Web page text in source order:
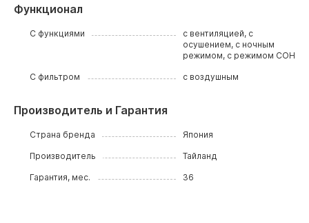
Функционал
С функциями
с вентиляцией, с
осушением, с ночным
режимом, с режимом СОН
С фильтром с воздушным
Производитель и Гарантия
Страна бренда Япония
Производитель Тайланд
Гарантия, мес. 36